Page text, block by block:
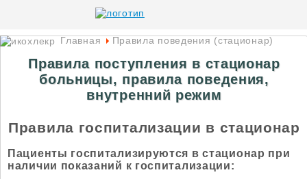
Главная Правила поведения (стационар)
Правила поступления в стационар
больницы, правила поведения,
внутренний режим
Правила госпитализации в стационар
Пациенты госпитализируются в стационар при
наличии показаний к госпитализации: